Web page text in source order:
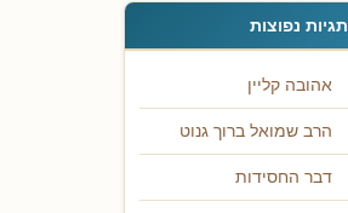
תגיות נפוצות
אהובה קליין
הרב שמואל ברוך גנוט
דבר החסידות